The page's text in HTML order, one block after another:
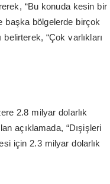
“Bu konuda kesin bir
başka bölgelerde birçok
“Çok varlıkları
2.8 milyar dolarlık
açıklamada, “Dışişleri
için 2.3 milyar dolarlık